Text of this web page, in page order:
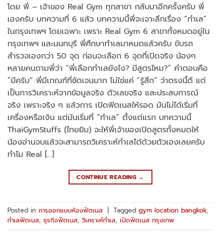
โดย พี่ – เจ้าของ Real Gym ทุกสาขา กลับมาอีกครั้งครับ พี่
เองครับ บทความที่ 6 แล้ว บทความนี้พี่จะเจาะลึกเรื่อง “ทำเล”
ในกรุงเทพฯ โดยเฉพาะ เพราะ Real Gym 6 สาขาทั้งหมดอยู่ใน
กรุงเทพฯ และนนทบุรี พี่ศึกษาทำเลมาหมดแล้วครับ ขับรถ
สำรวจเองกว่า 50 จุด ก่อนจะเลือก 6 จุดที่เปิดจริง น้องๆ
หลายคนถามพี่ว่า “พี่เลือกทำเลยังไง? มีสูตรไหม?” คำตอบคือ
“มีครับ” พี่มีเกณฑ์ที่ชัดเจนมาก ไม่ใช่แค่ “รู้สึก” ว่าตรงนี้ดี แต่
เป็นการวิเคราะห์จากข้อมูลจริง ตัวเลขจริง และประสบการณ์
จริง เพราะจริง ๆ แล้วการ เปิดฟิตเนสให้รอด มันไม่ได้เริ่มที่
เครื่องหรือเงิน แต่มันเริ่มที่ “ทำเล” ตั้งแต่แรก บทความนี้
ThaiGymStuffs (ไทยยิม) จะให้พี่เจ้าของเปิดสูตรทั้งหมดให้
น้องอ่านจบแล้วจะสามารถวิเคราะห์ทำเลได้ด้วยตัวเองเลยครับ
ทำไม Real […]
CONTINUE READING →
Posted in การออกแบบห้องฟิตเนส | Tagged gym location bangkok,
ทำเลฟิตเนส, ธุรกิจฟิตเนส, วิเคราะห์ทำเล, เปิดฟิตเนส กรุงเทพ